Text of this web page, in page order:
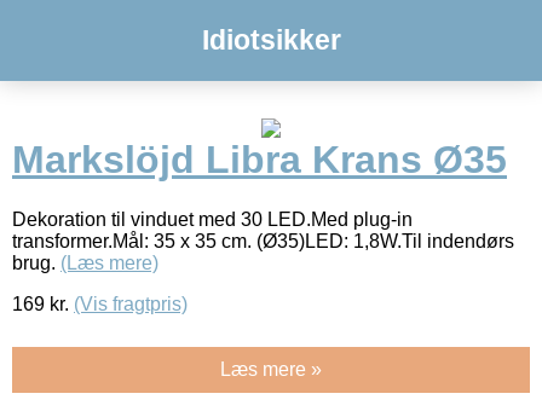
Idiotsikker
Markslöjd Libra Krans Ø35
Dekoration til vinduet med 30 LED.Med plug-in
transformer.Mål: 35 x 35 cm. (Ø35)LED: 1,8W.Til indendørs
brug. (Læs mere)
169 kr. (Vis fragtpris)
Læs mere »